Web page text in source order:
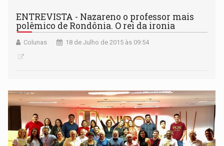
ENTREVISTA - Nazareno o professor mais
polêmico de Rondônia. O rei da ironia
Colunas 18 de Julho de 2015 às 09:54